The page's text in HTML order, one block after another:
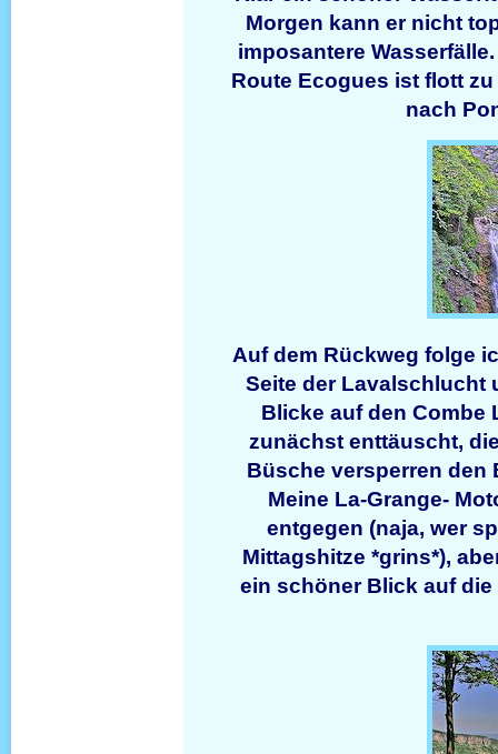
Morgen kann er nicht
imposantere
Route Ecogues ist flott
nach
Auf dem Rückweg folge
Seite der Lavalschlucht
Blicke auf den Combe
zunächst enttäuscht,
Büsche versperren den
Meine La-Grange-
entgegen (naja, wer
Mittagshitze *grins*),
ein schöner Blick auf